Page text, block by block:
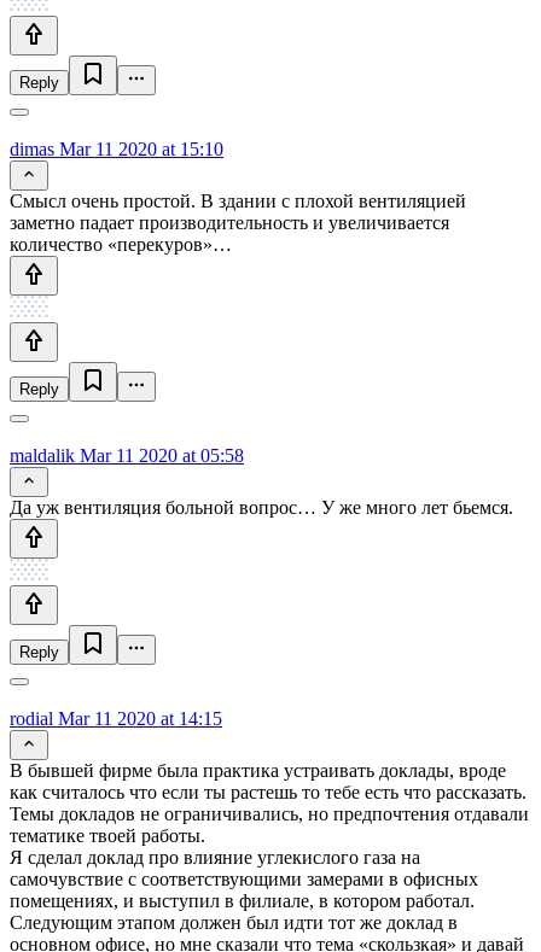
Reply
dimas Mar 11 2020 at 15:10
Смысл очень простой. В здании с плохой вентиляцией
заметно падает производительность и увеличивается
количество «перекуров»…
Reply
maldalik Mar 11 2020 at 05:58
Да уж вентиляция больной вопрос… У же много лет бьемся.
Reply
rodial Mar 11 2020 at 14:15
В бывшей фирме была практика устраивать доклады, вроде
как считалось что если ты растешь то тебе есть что рассказать.
Темы докладов не ограничивались, но предпочтения отдавали
тематике твоей работы.
Я сделал доклад про влияние углекислого газа на
самочувствие с соответствующими замерами в офисных
помещениях, и выступил в филиале, в котором работал.
Следующим этапом должен был идти тот же доклад в
основном офисе, но мне сказали что тема «скользкая» и давай